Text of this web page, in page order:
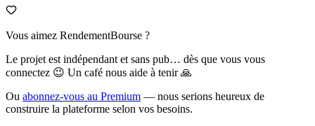
Vous aimez RendementBourse ?
Le projet est indépendant et sans pub… dès que vous vous
connectez 😉 Un café nous aide à tenir 🙏
Ou abonnez-vous au Premium — nous serions heureux de
construire la plateforme selon vos besoins.